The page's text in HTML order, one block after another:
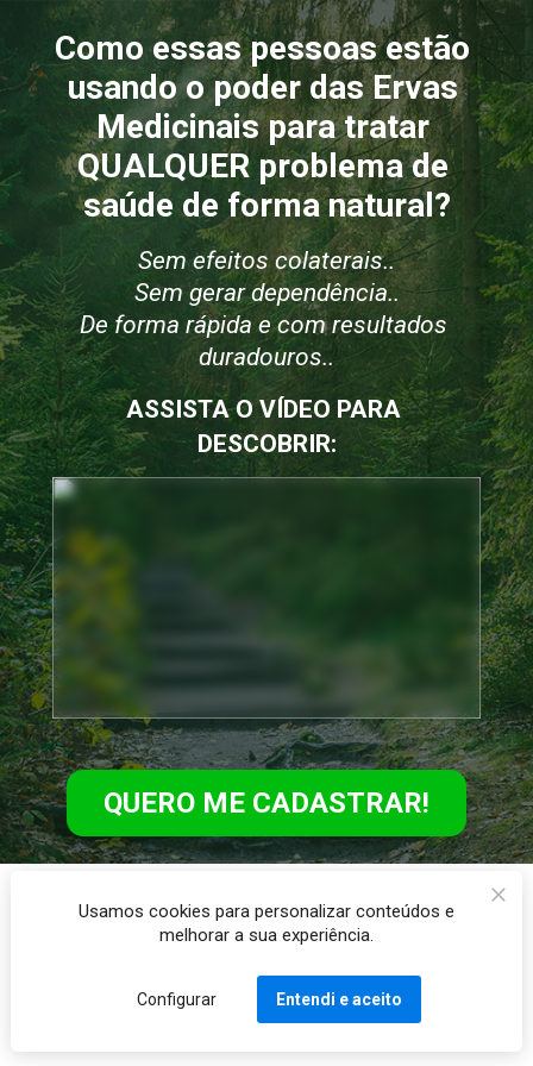
Como essas pessoas estão
usando o poder das Ervas
Medicinais para tratar
QUALQUER problema de
saúde de forma natural?
Sem efeitos colaterais..
Sem gerar dependência..
De forma rápida e com resultados
duradouros..
ASSISTA O VÍDEO PARA
DESCOBRIR:
QUERO ME CADASTRAR!
Usamos cookies para personalizar conteúdos e
melhorar a sua experiência.
Configurar Entendi e aceito